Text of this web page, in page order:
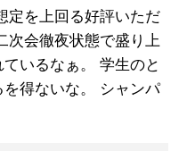
定を上回る好評いただ
次会徹夜状態で盛り上
いるなぁ。 学生のと
得ないな。 シャンパ